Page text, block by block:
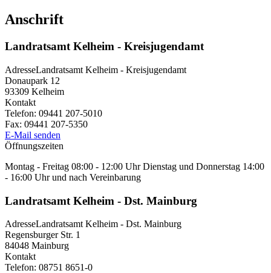
Anschrift
Landratsamt Kelheim - Kreisjugendamt
AdresseLandratsamt Kelheim - Kreisjugendamt
Donaupark 12
93309 Kelheim
Kontakt
Telefon: 09441 207-5010
Fax: 09441 207-5350
E-Mail senden
Öffnungszeiten
Montag - Freitag 08:00 - 12:00 Uhr Dienstag und Donnerstag 14:00
- 16:00 Uhr und nach Vereinbarung
Landratsamt Kelheim - Dst. Mainburg
AdresseLandratsamt Kelheim - Dst. Mainburg
Regensburger Str. 1
84048 Mainburg
Kontakt
Telefon: 08751 8651-0